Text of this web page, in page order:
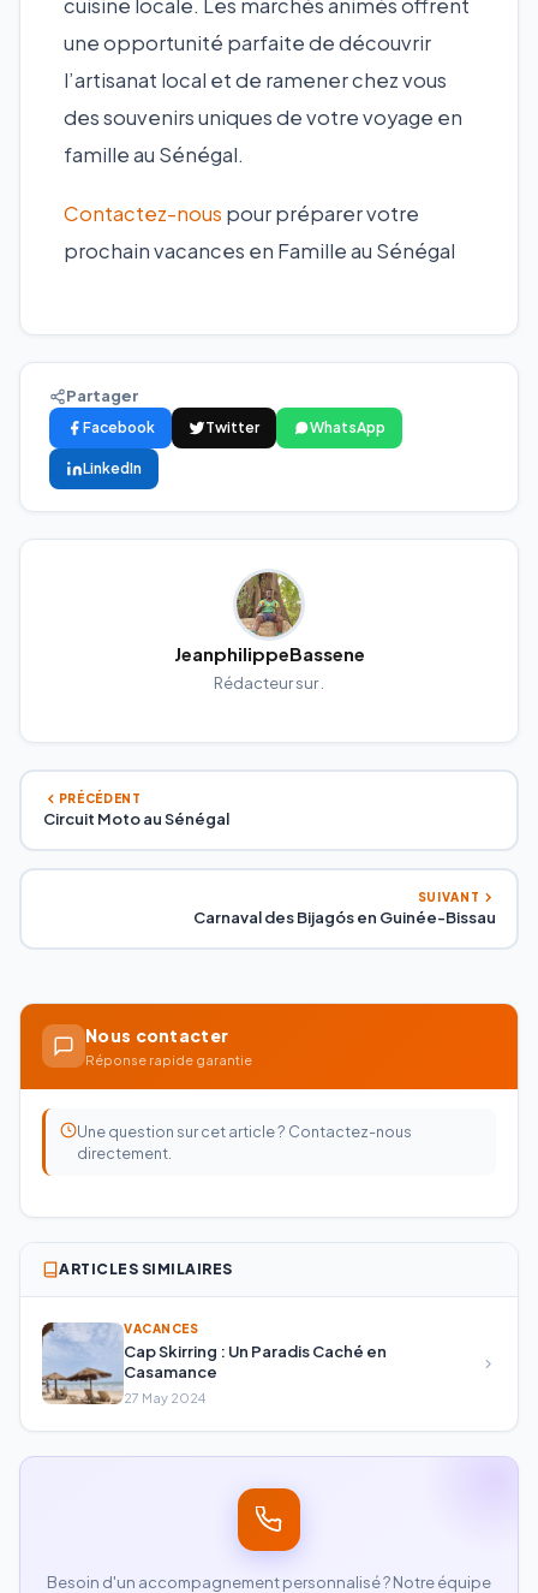
cuisine locale. Les marchés animés offrent
une opportunité parfaite de découvrir
l’artisanat local et de ramener chez vous
des souvenirs uniques de votre voyage en
famille au Sénégal.
Contactez-nous pour préparer votre
prochain vacances en Famille au Sénégal
Partager
Facebook Twitter WhatsApp
LinkedIn
JeanphilippeBassene
Rédacteur sur .
PRÉCÉDENT
Circuit Moto au Sénégal
SUIVANT
Carnaval des Bijagós en Guinée-Bissau
Nous contacter
Réponse rapide garantie
Une question sur cet article ? Contactez-nous
directement.
ARTICLES SIMILAIRES
VACANCES
Cap Skirring : Un Paradis Caché en
Casamance
27 May 2024
Besoin d'un accompagnement personnalisé ? Notre équipe